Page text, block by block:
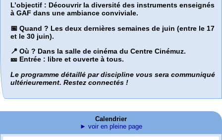
L’objectif : Découvrir la diversité des instruments enseignés
à GAF dans une ambiance conviviale.
📅 Quand ? Les deux dernières semaines de juin (entre le 17
et le 30 juin).
📍 Où ? Dans la salle de cinéma du Centre Cinémuz.
🎫 Entrée : libre et ouverte à tous.
Le programme détaillé par discipline vous sera communiqué
ultérieurement. Restez connectés !
Calendrier
► voir en pleine page